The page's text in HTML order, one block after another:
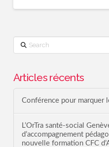
Search
Articles récents
Conférence pour marquer
L’OrTra santé-social
d’accompagnement
nouvelle formation CFC